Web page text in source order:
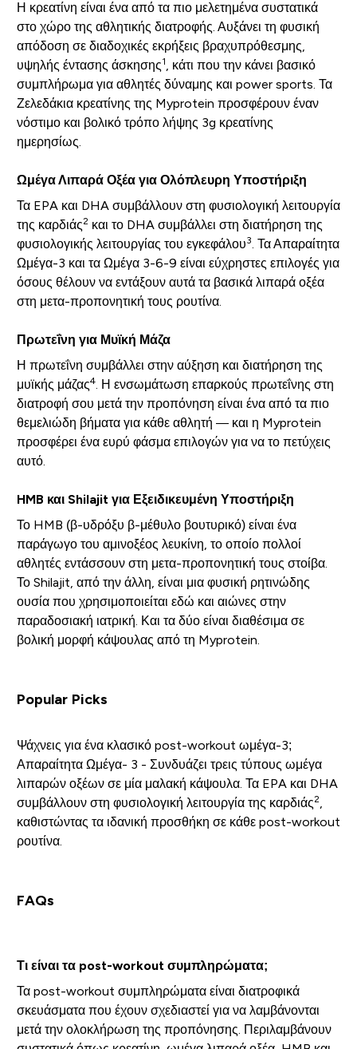
Η κρεατίνη είναι ένα από τα πιο μελετημένα συστατικά
στο χώρο της αθλητικής διατροφής. Αυξάνει τη φυσική
απόδοση σε διαδοχικές εκρήξεις βραχυπρόθεσμης,
υψηλής έντασης άσκησης1
, κάτι που την κάνει βασικό
συμπλήρωμα για αθλητές δύναμης και power sports. Τα
Ζελεδάκια κρεατίνης της Myprotein προσφέρουν έναν
νόστιμο και βολικό τρόπο λήψης 3g κρεατίνης
ημερησίως.
Ωμέγα Λιπαρά Οξέα για Ολόπλευρη Υποστήριξη
Τα EPA και DHA συμβάλλουν στη φυσιολογική λειτουργία
της καρδιάς2και το DHA συμβάλλει στη διατήρηση της
φυσιολογικής λειτουργίας του εγκεφάλου3 . Τα Απαραίτητα
Ωμέγα-3 και τα Ωμέγα 3-6-9 είναι εύχρηστες επιλογές για
όσους θέλουν να εντάξουν αυτά τα βασικά λιπαρά οξέα
στη μετα-προπονητική τους ρουτίνα.
Πρωτεΐνη για Μυϊκή Μάζα
Η πρωτεΐνη συμβάλλει στην αύξηση και διατήρηση της
μυϊκής μάζας4. Η ενσωμάτωση επαρκούς πρωτεΐνης στη
διατροφή σου μετά την προπόνηση είναι ένα από τα πιο
θεμελιώδη βήματα για κάθε αθλητή — και η Myprotein
προσφέρει ένα ευρύ φάσμα επιλογών για να το πετύχεις
αυτό.
HMB και Shilajit για Εξειδικευμένη Υποστήριξη
Το HMB (β-υδρόξυ β-μέθυλο βουτυρικό) είναι ένα
παράγωγο του αμινοξέος λευκίνη, το οποίο πολλοί
αθλητές εντάσσουν στη μετα-προπονητική τους στοίβα.
Το Shilajit, από την άλλη, είναι μια φυσική ρητινώδης
ουσία που χρησιμοποιείται εδώ και αιώνες στην
παραδοσιακή ιατρική. Και τα δύο είναι διαθέσιμα σε
βολική μορφή κάψουλας από τη Myprotein.
Popular Picks
Ψάχνεις για ένα κλασικό post-workout ωμέγα-3;
Απαραίτητα Ωμέγα- 3 - Συνδυάζει τρεις τύπους ωμέγα
λιπαρών οξέων σε μία μαλακή κάψουλα. Τα EPA και DHA
συμβάλλουν στη φυσιολογική λειτουργία της καρδιάς2,
καθιστώντας τα ιδανική προσθήκη σε κάθε post-workout
ρουτίνα.
FAQs
Τι είναι τα post-workout συμπληρώματα;
Τα post-workout συμπληρώματα είναι διατροφικά
σκευάσματα που έχουν σχεδιαστεί για να λαμβάνονται
μετά την ολοκλήρωση της προπόνησης. Περιλαμβάνουν